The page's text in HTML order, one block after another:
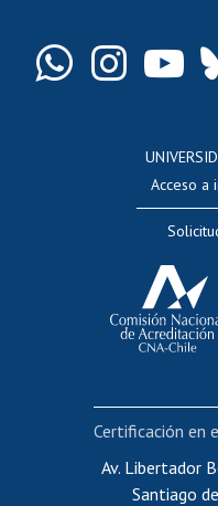
Cursos
Portal
Acceso a
Av. Libertador
Santiago
Certificación en